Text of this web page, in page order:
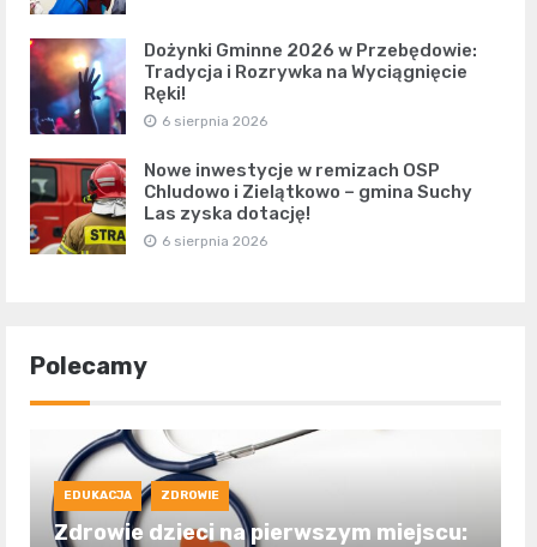
Dożynki Gminne 2026 w Przebędowie:
Tradycja i Rozrywka na Wyciągnięcie
Ręki!
6 sierpnia 2026
Nowe inwestycje w remizach OSP
Chludowo i Zielątkowo – gmina Suchy
Las zyska dotację!
6 sierpnia 2026
Polecamy
EDUKACJA ZDROWIE
Zdrowie dzieci na pierwszym miejscu: